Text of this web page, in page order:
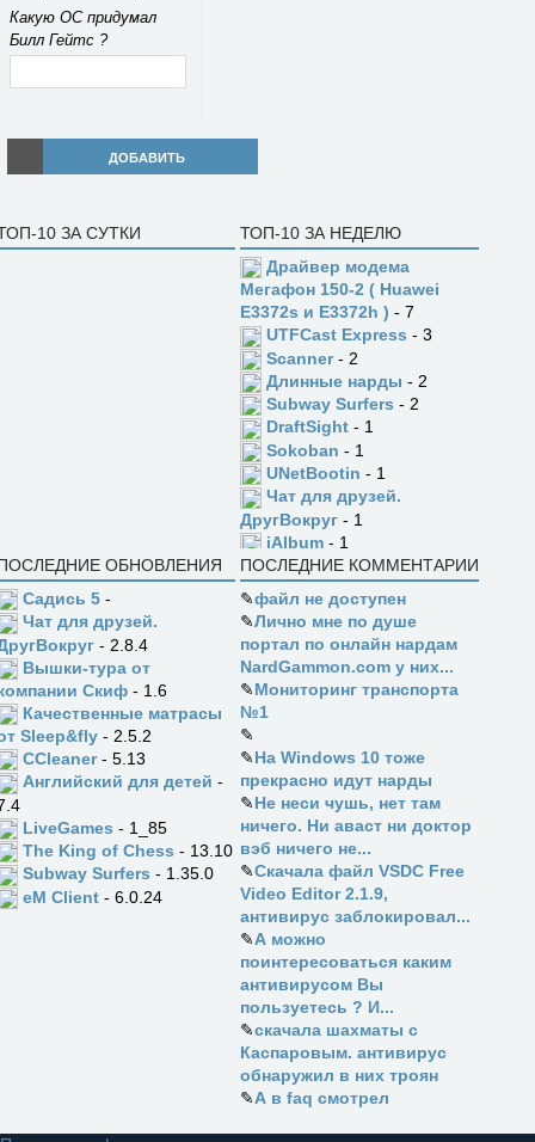
Какую ОС придумал
Билл Гейтс ?
ДОБАВИТЬ
10 ЗА СУТКИ
ТОП-10 ЗА НЕДЕЛЮ
Драйвер модема
Мегафон 150-2 ( Huawei
E3372s и E3372h ) - 7
UTFCast Express - 3
Scanner- 2
Длинные нарды - 2
Subway Surfers - 2
DraftSight - 1
Sokoban - 1
UNetBootin - 1
Чат для друзей.
ДругВокруг - 1
jAlbum - 1
ОБНОВЛЕНИЯ
Садись 5 -
Чат для друзей.
- 2.8.4
Вышки-тура от
Скиф - 1.6
Качественные матрасы
Sleep&fly - 2.5.2
CCleaner- 5.13
Английский для детей -
LiveGames - 1_85
The King of Chess - 13.10
Subway Surfers - 1.35.0
eM Client - 6.0.24
ПОСЛЕДНИЕ КОММЕНТАРИИ
✎файл не доступен
✎Лично мне по душе
портал по онлайн нардам
NardGammon.com у них...
✎Мониторинг транспорта
№1
✎
✎На Windows 10 тоже
прекрасно идут нарды
✎Не неси чушь, нет там
ничего. Ни аваст ни доктор
вэб ничего не...
✎Скачала файл VSDC Free
Video Editor 2.1.9,
антивирус заблокировал...
✎А можно
поинтересоваться каким
антивирусом Вы
пользуетесь ? И...
✎скачала шахматы с
Каспаровым. антивирус
обнаружил в них троян
✎А в faq смотрел